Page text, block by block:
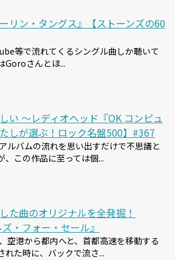
リン・タングス』【ストーンズの60
等で流れてくるシングル曲しか聴いて
Goroさんとほ...
い 〜レディオヘッド『OK コンピュ
しが選ぶ！ロック名盤500】#367
ルバムの流れを思い出すだけで不思議と
、この作品に至っては個...
た曲のオリジナルを全発掘！
・フォー・セール』
空港から都内へと、首都高速を移動する
れた時に、バックで流さ...